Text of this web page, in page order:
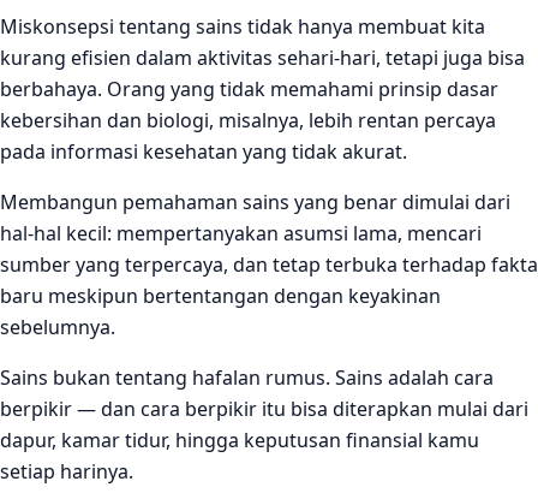
Miskonsepsi tentang sains tidak hanya membuat kita
kurang efisien dalam aktivitas sehari-hari, tetapi juga bisa
berbahaya. Orang yang tidak memahami prinsip dasar
kebersihan dan biologi, misalnya, lebih rentan percaya
pada informasi kesehatan yang tidak akurat.
Membangun pemahaman sains yang benar dimulai dari
hal-hal kecil: mempertanyakan asumsi lama, mencari
sumber yang terpercaya, dan tetap terbuka terhadap fakta
baru meskipun bertentangan dengan keyakinan
sebelumnya.
Sains bukan tentang hafalan rumus. Sains adalah cara
berpikir — dan cara berpikir itu bisa diterapkan mulai dari
dapur, kamar tidur, hingga keputusan finansial kamu
setiap harinya.